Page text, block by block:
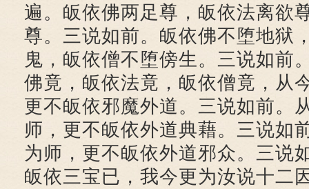
遍。皈依佛两足尊，皈依法离欲
尊。三说如前。皈依佛不堕地狱
鬼，皈依僧不堕傍生。三说如前
佛竟，皈依法竟，皈依僧竟，从
更不皈依邪魔外道。三说如前。
师，更不皈依外道典藉。三说如
为师，更不皈依外道邪众。三说
皈依三宝已，我今更为汝说十二